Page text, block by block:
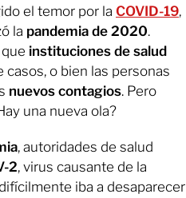
el temor por la COVID-19,
la pandemia de 2020.
instituciones de salud
o bien las personas
nuevos contagios. Pero
una nueva ola?
, autoridades de salud
2, virus causante de la
iba a desaparecer